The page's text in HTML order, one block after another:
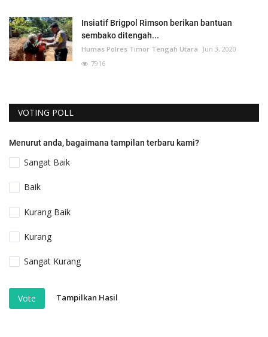
Insiatif Brigpol Rimson berikan bantuan
sembako ditengah...
Humas Polres Timor Tengah Utara
Jun 3, 2020
7916
VOTING POLL
Menurut anda, bagaimana tampilan terbaru kami?
Sangat Baik
Baik
Kurang Baik
Kurang
Sangat Kurang
Vote Tampilkan Hasil